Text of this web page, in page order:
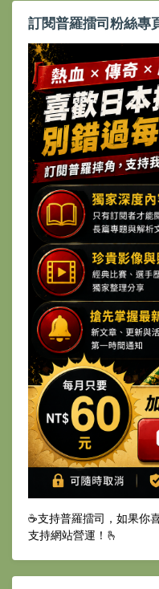
訂閱普羅擂司粉絲專
☕️支持普羅擂司，如果你
支持網站營運！🫰